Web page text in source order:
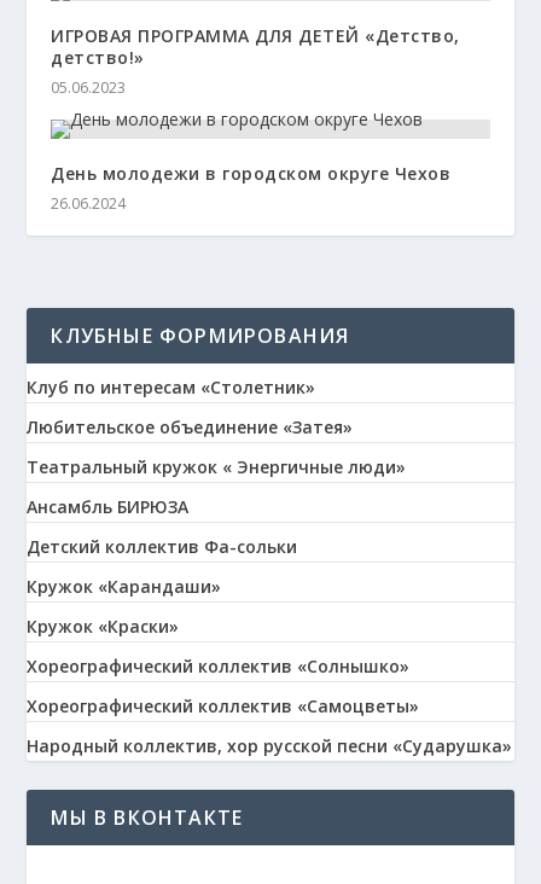
ИГРОВАЯ ПРОГРАММА ДЛЯ ДЕТЕЙ «Детство,
детство!»
05.06.2023
День молодежи в городском округе Чехов
26.06.2024
КЛУБНЫЕ ФОРМИРОВАНИЯ
Клуб по интересам «Столетник»
Любительское объединение «Затея»
Театральный кружок « Энергичные люди»
Ансамбль БИРЮЗА
Детский коллектив Фа-сольки
Кружок «Карандаши»
Кружок «Краски»
Хореографический коллектив «Солнышко»
Хореографический коллектив «Самоцветы»
Народный коллектив, хор русской песни «Сударушка»
МЫ В ВКОНТАКТЕ